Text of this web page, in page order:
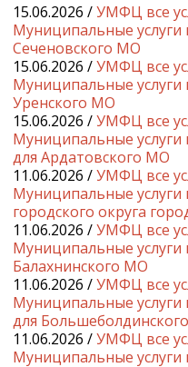
15.06.2026 /УМФЦ все
Муниципальные
Сеченовского МО
15.06.2026 /УМФЦ все
Муниципальные
Уренского МО
15.06.2026 /УМФЦ все
Муниципальные
для Ардатовского МО
11.06.2026 /УМФЦ все
Муниципальные
городского округа
11.06.2026 /УМФЦ все
Муниципальные
Балахнинского МО
11.06.2026 /УМФЦ все
Муниципальные
для
11.06.2026 /УМФЦ все
Муниципальные